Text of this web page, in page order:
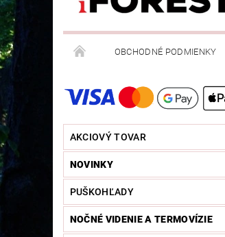
OBCHODNÉ PODMIENKY
AKCIOVÝ TOVAR
NOVINKY
PUŠKOHĽADY
NOČNÉ VIDENIE A TERMOVÍZIE